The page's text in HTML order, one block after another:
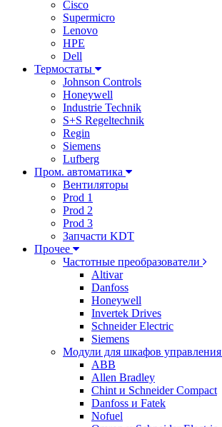
Cisco
Supermicro
Lenovo
HPE
Dell
Термостаты
Johnson Controls
Honeywell
Industrie Technik
S+S Regeltechnik
Regin
Siemens
Lufberg
Пром. автоматика
Вентиляторы
Prod 1
Prod 2
Prod 3
Запчасти KDT
Прочее
Частотные преобразователи
Altivar
Danfoss
Honeywell
Invertek Drives
Schneider Electric
Siemens
Модули для шкафов управления
ABB
Allen Bradley
Chint и Schneider Compact
Danfoss и Fatek
Nofuel